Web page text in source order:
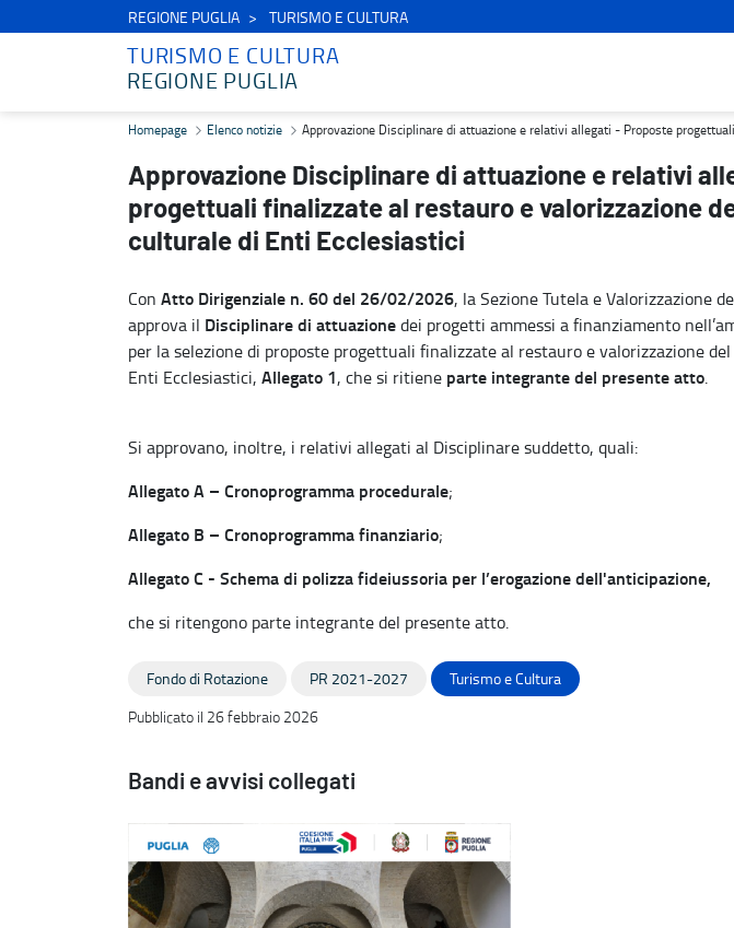
REGIONE PUGLIA TURISMO E CULTURA
TURISMO E CULTURA
REGIONE PUGLIA
Approvazione Disciplinare di attuazione e relativi allegati - Proposte progettuali finalizzate al
Homepage Elenco notizie Approvazione Disciplinare di attuazione e relativi allegati - Proposte
Approvazione Disciplinare di attuazione e relativi
progettuali finalizzate al restauro e valorizzazione
culturale di Enti Ecclesiastici
Con Atto Dirigenziale n. 60 del 26/02/2026, la Sezione Tutela e Valorizzazione
approva il Disciplinare di attuazionedei progetti ammessi a finanziamento
per la selezione di proposte progettuali finalizzate al restauro e valorizzazione
Enti Ecclesiastici, Allegato 1, che si ritiene parte integrante del presente atto.
Si approvano, inoltre, i relativi allegati al Disciplinare suddetto, quali:
Allegato A – Cronoprogramma procedurale;
Allegato B – Cronoprogramma finanziario;
Allegato C - Schema di polizza fideiussoria per l’erogazione dell'anticipazione,
che si ritengono parte integrante del presente atto.
Fondo di Rotazione PR 2021-2027
Turismo e Cultura
Pubblicato il 26 febbraio 2026
Bandi e avvisi collegati